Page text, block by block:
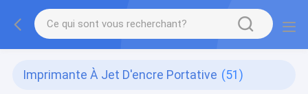
Imprimante À Jet D'encre Portative (51)